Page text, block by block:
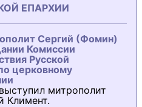
ЕПАРХИИ
Сергий (Фомин)
Комиссии
Русской
церковному
митрополит
Климент.